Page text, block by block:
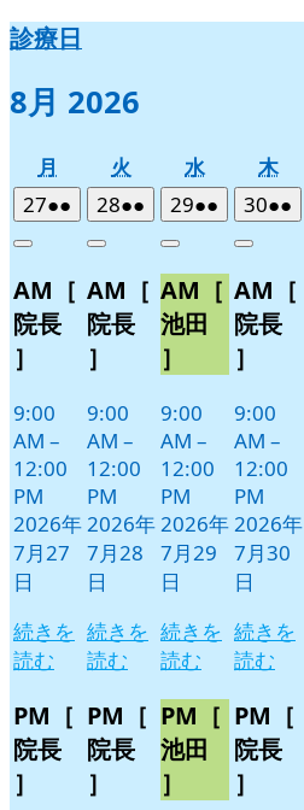
診療日
8月 2026
月
曜
日
火
曜
日
水水
曜
日
木木
曜
日
272026
年
月
27
日
●●
件
イ
ベ
ト)
Close
AM［
院長
］
9:00
AM –
12:00
PM
2026年
7月27
日
続きを
読む
PM［
院長
］
282026
年
月
28
日
●●
件
イ
ベ
ト)
Close
AM［
院長
］
9:00
AM –
12:00
PM
2026年
7月28
日
続きを
読む
PM［
院長
］
292026
年
月
29
日
●●
件
イ
ベ
ト)
Close
AM［
池田
］
9:00
AM –
12:00
PM
2026年
7月29
日
続きを
読む
PM［
池田
］
302026
年
月
30
日
●●
件
イ
Close
AM［
院長
］
9:00
AM –
12:00
PM
2026年
7月30
日
続きを
読む
PM［
院長
］